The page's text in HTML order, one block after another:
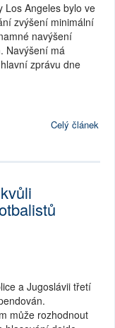
Los Angeles bylo ve
zvýšení minimální
navýšení
Navýšení má
zprávu dne
Celý článek
a Jugoslávii třetí
může rozhodnout